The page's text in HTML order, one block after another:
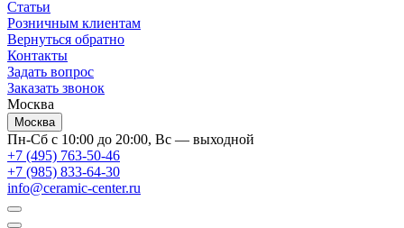
Статьи
Розничным клиентам
Вернуться обратно
Контакты
Задать вопрос
Заказать звонок
Москва
Москва
Пн-Сб с 10:00 до 20:00, Вс — выходной
+7 (495) 763-50-46
+7 (985) 833-64-30
info@ceramic-center.ru